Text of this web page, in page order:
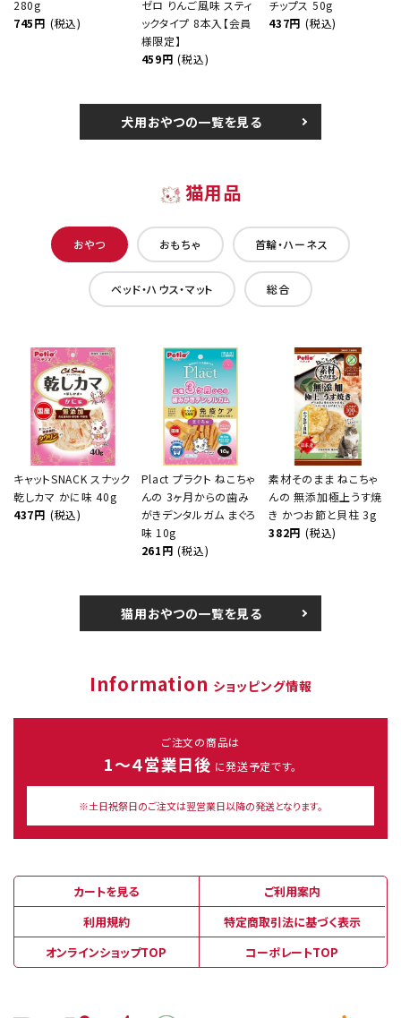
280g
745円 (税込)
ゼロ りんご風味 スティ
ックタイプ 8本入【会員
様限定】
459円 (税込)
チップス 50g
437円 (税込)
犬用おやつの一覧を見る
猫用品
おやつ おもちゃ 首輪・ハーネス
ベッド・ハウス・マット 総合
キャットSNACK スナック
乾しカマ かに味 40g
437円 (税込)
Plact プラクト ねこちゃ
んの 3ヶ月からの歯み
がきデンタルガム まぐろ
味 10g
261円 (税込)
素材そのまま ねこちゃ
んの 無添加極上うす焼
き かつお節と貝柱 3g
382円 (税込)
猫用おやつの一覧を見る
Information ショッピング情報
ご注文の商品は
1～４営業日後 に発送予定です。
※土日祝祭日のご注文は翌営業日以降の発送となります。
カートを見る
ご利用案内
利用規約
特定商取引法に基づく表示
オンラインショップTOP
コーポレートTOP